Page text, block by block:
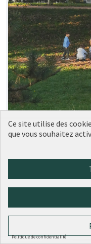
Bac à sable au
Hélène D
0 0
Ce site utilise des
que vous souhaitez
Politique de confidentialité